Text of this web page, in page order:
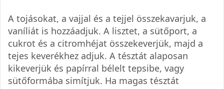
A tojásokat, a vajjal és a tejjel összekavarjuk, a
vaníliát is hozzáadjuk. A lisztet, a sütőport, a
cukrot és a citromhéjat összekeverjük, majd a
tejes keverékhez adjuk. A tésztát alaposan
kikeverjük és papírral bélelt tepsibe, vagy
sütőformába simítjuk. Ha magas tésztát